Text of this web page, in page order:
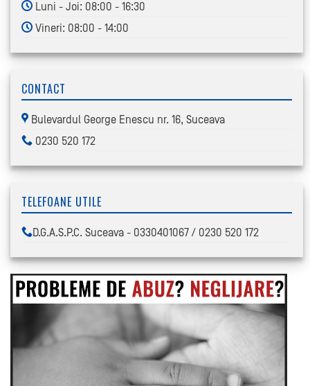
Luni - Joi: 08:00 - 16:30
Vineri: 08:00 - 14:00
CONTACT
Bulevardul George Enescu nr. 16, Suceava
0230 520 172
TELEFOANE UTILE
D.G.A.S.P.C. Suceava - 0330401067 / 0230 520 172